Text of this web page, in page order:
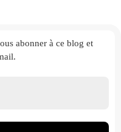
abonner à ce blog et